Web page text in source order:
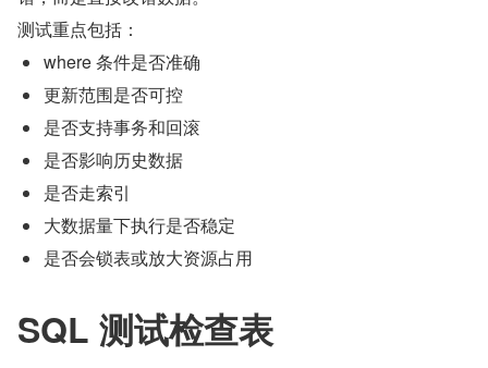
测试重点包括：
where 条件是否准确
更新范围是否可控
是否支持事务和回滚
是否影响历史数据
是否走索引
大数据量下执行是否稳定
是否会锁表或放大资源占用
SQL 测试检查表